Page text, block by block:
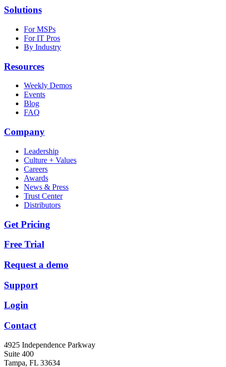
Solutions
For MSPs
For IT Pros
By Industry
Resources
Weekly Demos
Events
Blog
FAQ
Company
Leadership
Culture + Values
Careers
Awards
News & Press
Trust Center
Distributors
Get Pricing
Free Trial
Request a demo
Support
Login
Contact
4925 Independence Parkway
Suite 400
Tampa, FL 33634